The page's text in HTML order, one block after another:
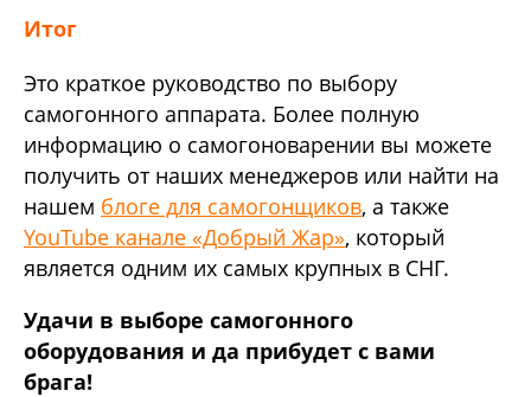
Итог
Это краткое руководство по выбору
самогонного аппарата. Более полную
информацию о самогоноварении вы можете
получить от наших менеджеров или найти на
нашем блоге для самогонщиков, а также
YouTube канале «Добрый Жар», который
является одним их самых крупных в СНГ.
Удачи в выборе самогонного
оборудования и да прибудет с вами
брага!